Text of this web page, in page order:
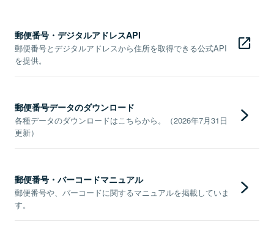
郵便番号・デジタルアドレスAPI
郵便番号とデジタルアドレスから住所を取得できる公式API
を提供。
郵便番号データのダウンロード
各種データのダウンロードはこちらから。（2026年7月31日
更新）
郵便番号・バーコードマニュアル
郵便番号や、バーコードに関するマニュアルを掲載していま
す。